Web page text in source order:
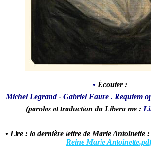
• Écouter :
Michel Legrand - Gabriel Faure . Requiem
(paroles et traduction du Libera me :
• Lire : la dernière lettre de Marie Antoinette :
Reine Marie Antoinette.pdf